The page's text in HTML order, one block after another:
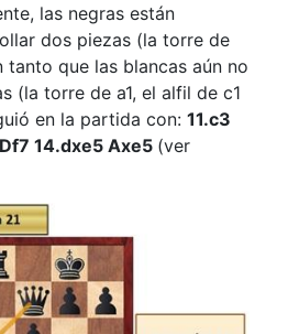
las negras están
dos piezas (la torre de
que las blancas aún no
(la torre de a1, el alfil de c1
en la partida con: 11.c3
14.dxe5 Axe5 (ver